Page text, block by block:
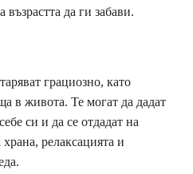
възрастта да ги забави.
грациозно, като
в живота. Те могат да дадат
си и да се отдадат на
релаксацията и